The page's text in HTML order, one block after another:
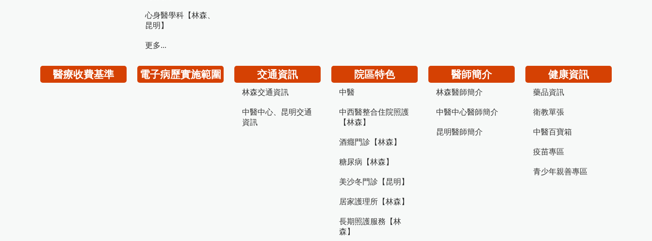
心身醫學科【林森、
昆明】
更多...
醫療收費基準 電子病歷實施範圍 交通資訊
林森交通資訊
中醫中心、昆明交通
資訊
院區特色
中醫
中西醫整合住院照護
【林森】
酒癮門診【林森】
糖尿病【林森】
美沙冬門診【昆明】
居家護理所【林森】
長期照護服務【林
森】
醫師簡介
林森醫師簡介
中醫中心醫師簡介
昆明醫師簡介
健康資訊
藥品資訊
衛教單張
中醫百寶箱
疫苗專區
青少年親善專區